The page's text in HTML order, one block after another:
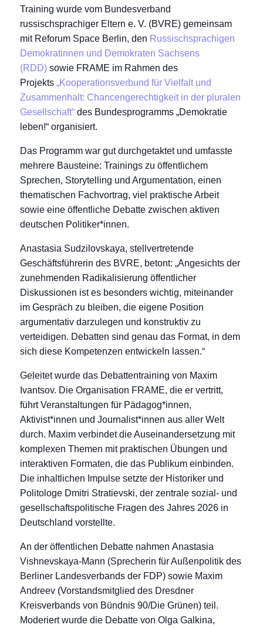
Training wurde vom Bundesverband
russischsprachiger Eltern e. V. (BVRE) gemeinsam
mit Reforum Space Berlin, den Russischsprachigen
Demokratinnen und Demokraten Sachsens
(RDD)sowie FRAME im Rahmen des
Projekts „Kooperationsverbund für Vielfalt und
Zusammenhalt: Chancengerechtigkeit in der pluralen
Gesellschaft“des Bundesprogramms „Demokratie
leben!“ organisiert.
Das Programm war gut durchgetaktet und umfasste
mehrere Bausteine: Trainings zu öffentlichem
Sprechen, Storytelling und Argumentation, einen
thematischen Fachvortrag, viel praktische Arbeit
sowie eine öffentliche Debatte zwischen aktiven
deutschen Politiker*innen.
Anastasia Sudzilovskaya, stellvertretende
Geschäftsführerin des BVRE, betont: „Angesichts der
zunehmenden Radikalisierung öffentlicher
Diskussionen ist es besonders wichtig, miteinander
im Gespräch zu bleiben, die eigene Position
argumentativ darzulegen und konstruktiv zu
verteidigen. Debatten sind genau das Format, in dem
sich diese Kompetenzen entwickeln lassen.“
Geleitet wurde das Debattentraining von Maxim
Ivantsov. Die Organisation FRAME, die er vertritt,
führt Veranstaltungen für Pädagog*innen,
Aktivist*innen und Journalist*innen aus aller Welt
durch. Maxim verbindet die Auseinandersetzung mit
komplexen Themen mit praktischen Übungen und
interaktiven Formaten, die das Publikum einbinden.
Die inhaltlichen Impulse setzte der Historiker und
Politologe Dmitri Stratievski, der zentrale sozial- und
gesellschaftspolitische Fragen des Jahres 2026 in
Deutschland vorstellte.
An der öffentlichen Debatte nahmen Anastasia
Vishnevskaya-Mann (Sprecherin für Außenpolitik des
Berliner Landesverbands der FDP) sowie Maxim
Andreev (Vorstandsmitglied des Dresdner
Kreisverbands von Bündnis 90/Die Grünen) teil.
Moderiert wurde die Debatte von Olga Galkina,